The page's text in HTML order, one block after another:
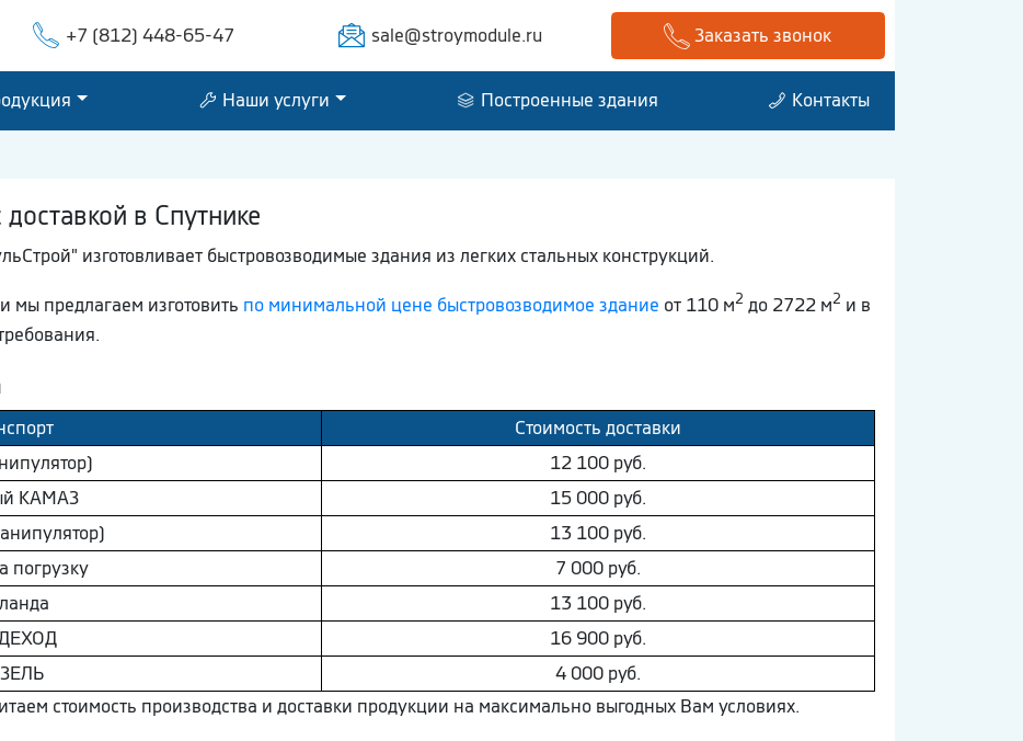
+7 (812) 448-65-47 sale@stroymodule.ru Заказать звонок
Наши услуги Построенные здания Контакты
в Спутнике
изготовливает быстровозводимые здания из легких стальных конструкций.
мы предлагаем изготовить по минимальной цене быстровозводимое здание от 110 м2 до 2722 м2 и в
Стоимость доставки
12 100 руб.
КAМAЗ
15 000 руб.
13 100 руб.
погрузку
7 000 руб.
13 100 руб.
16 900 руб.
4 000 руб.
стоимость производства и доставки продукции на максимально выгодных Вам условиях.